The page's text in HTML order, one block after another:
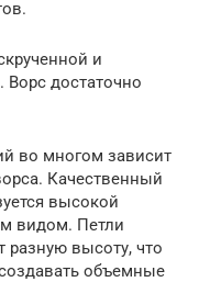
и
Ворс достаточно
во многом зависит
Качественный
высокой
видом. Петли
разную высоту, что
объемные